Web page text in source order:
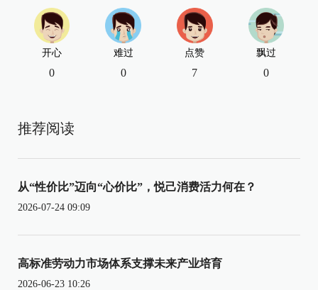
开心
0
难过
0
点赞
7
飘过
0
推荐阅读
从“性价比”迈向“心价比”，悦己消费活力何在？
2026-07-24 09:09
高标准劳动力市场体系支撑未来产业培育
2026-06-23 10:26